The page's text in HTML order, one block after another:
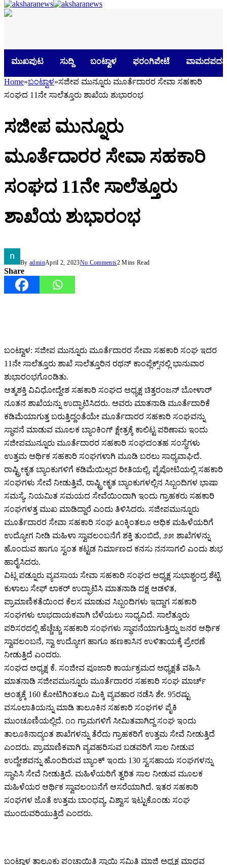
ಮುಖಪುಟ ಸುದ್ದಿ ಬಂಟ್ವಾಳ ಫರಂಗಿಪೇಟೆ
Home»ಬಂಟ್ವಾಳ»ಸಜೀಪ ಮುನ್ನೂರು ಮೂರ್ತೆದಾರರ ಸೇವಾ ಸಹಕಾರಿ
ಸಂಘದ 11ನೇ ಸಾಲೆತ್ತೂರು ಶಾಖೆಯ ಶುಭಾರಂಭ
ಸಜೀಪ ಮುನ್ನೂರು
ಮೂರ್ತೆದಾರರ ಸೇವಾ ಸಹಕಾರಿ
ಸಂಘದ 11ನೇ ಸಾಲೆತ್ತೂರು
ಶಾಖೆಯ ಶುಭಾರಂಭ
By adminApril 2, 2023No Comments2 Mins Read
Share
ಬಂಟ್ವಾಳ: ಸಜೀಪ ಮುನ್ನೂರು ಮೂರ್ತೆದಾರರ ಸೇವಾ ಸಹಕಾರಿ ಸಂಘ ಇದರ
11ನೇ ಸಾಲೆತ್ತೂರು ಶಾಖೆ ಸಾಲೆತ್ತೂರಿನ ರಥನ್ ಕಾಂಪ್ಲೆಕ್ಸ್‌ನಲ್ಲಿ ಭಾನುವಾರ
ಶುಭಾರಂಭಗೊಂಡಿತು.
ಆತ್ಮಶಕ್ತಿ ವಿವಿಧೋದ್ದೇಶ ಸಹಕಾರಿ ಸಂಘದ ಅಧ್ಯಕ್ಷ ಚಿತ್ತರಂಜನ್ ಬೋಳಾರ್
ನೂತನ ಶಾಖೆಯನ್ನು ಉದ್ಘಾಟಿಸಿದರು. ಅವರು ಮಾತನಾಡಿ ಮೂರ್ತೆದಾರಿಕೆ
ಕಡಿಮೆಯಾಗುತ್ತ ಬರುತ್ತಿದ್ದಂತೆಯೇ ಮೂರ್ತೆದಾರರ ಸಹಕಾರಿ ಸಂಘವನ್ನು
ಸ್ಥಾಪನೆ ಮಾಡುವ ಮೂಲಕ ಬ್ಯಾಂಕಿಂಗ್ ಕ್ಷೇತ್ರಕ್ಕೆ ಕಾಲಿಟ್ಟ ಪರಿಣಾಮ ಇಂದು
ಸಜೀಪಮುನ್ನೂರು ಮೂರ್ತೆದಾರರ ಸಹಕಾರಿ ಸಂಘದಂತಹ ಸಂಸ್ಥೆಗಳು
ಉತ್ತಮ ಅರ್ಥಿಕ ಸಹಕಾರಿ ಸಂಘಗಳಾಗಿ ಮೂಡಿ ಬರಲು ಸಾಧ್ಯವಾಘಿದೆ.
ರಾಷ್ಟ್ರೀಕೃತ ಬ್ಯಾಂಕುಗಳಿಗೆ ಕಡಿಮೆಯಿಲ್ಲದ ರೀತಿಯಲ್ಲಿ, ಪೈಪೋಟಿಯಲ್ಲಿ ಸಹಕಾರಿ
ಸಂಘಗಳು ಸೇವೆ ನೀಡುತ್ತಿವೆ, ರಾಷ್ಟ್ರೀಕೃತ ಬ್ಯಾಂಕುಗಳಲ್ಲಿನ ಸಿಬ್ಬಂದಿಗಳ ಭಾಷಾ
ಸಮಸ್ಯೆ, ನಿಯಮಿತ ಸಮಯದ ಸೇವೆಯಿಂದಾಗಿ ಇಂದು ಗ್ರಾಹಕರು ಸಹಕಾರಿ
ಸಂಘಗಳತ್ತ ಮುಖ ಮಾಡಿದ್ದಾರೆ ಎಂದು ತಿಳಿಸಿದರು. ಸಜೀಪಮುನ್ನೂರು
ಮೂರ್ತೆದಾರರ ಸೇವಾ ಸಹಕಾರಿ ಸಂಘ ೩೦ಕ್ಕಿಂತಲೂ ಅಧಿಕ ಮಹಿಳೆಯರಿಗೆ
ಉದ್ಯೋಗ ನೀಡಿ ಮಹಿಳಾ ಸ್ವಾವಲಂಬನೆಗೆ ಶಕ್ತಿ ತುಂಬಿದೆ, ೨೫ ಶಾಖೆಗಳನ್ನು
ಹೊಂದುವ ಹಾಗೂ ಸ್ವಂತ ಕಟ್ಟಡ ನಿರ್ಮಾಣದ ಕನಸು ನನಸಾಗಲಿ ಎಂದು ಶುಭ
ಹಾರೈಸಿದರು.
ವಿಟ್ಲ ಪಡ್ನೂರು ವ್ಯವಸಾಯ ಸೇವಾ ಸಹಕಾರಿ ಸಂಘದ ಅಧ್ಯಕ್ಷ ಸುಭಾಶ್ಚಂದ್ರ ಶೆಟ್ಟಿ
ಕುಳಾಲು ಸೇಫ್ ಲಾಕರ್ ಉದ್ಘಾಟಿಸಿ ಮಾತನಾಡಿ ದಕ್ಷ ಆಡಳಿತ,
ಪ್ರಾಮಾಣಿಕತೆಯಿಂದ ಕೆಲಸ ಮಾಡುವ ಸಿಬ್ಬಂದಿಗಳು ಇದ್ದಾಗ ಸಹಕಾರಿ
ಸಂಘಗಳು ಲಾಭದಾಯಕವಾಗಿ ಬೆಳೆಯಲು ಸಾಧ್ಯವಿದೆ. ಸಾಲೆತ್ತೂರು
ಪರಿಸರದಲ್ಲಿ ಹೆಚ್ಚೆಚ್ಚು ಸಹಕಾರಿ ಸಂಘಗಳು ಸ್ಥಾಪನೆಯಾಗುತ್ತಿದ್ದು ಜನರ ಆರ್ಥಿಕ
ಸ್ವಾವಲಂಬನೆ, ಸ್ವಾ ಉದ್ಯೋಗ ಹಾಗೂ ಹಣಕಾಸಿನ ಉಳಿತಾಯಕ್ಕೆ ಪ್ರೇರಣೆ
ನೀಡುತ್ತಿದೆ ಎಂದರು.
ಸಂಘದ ಅಧ್ಯಕ್ಷ ಕೆ. ಸಂಜೀವ ಪೂಜಾರಿ ಕಾರ್ಯಕ್ರಮದ ಅಧ್ಯಕ್ಷತೆ ವಹಿಸಿ
ಮಾತನಾಡಿ ಸಜೀಪಮುನ್ನೂರು ಮೂರ್ತೆದಾರರ ಸಹಕಾರಿ ಸಂಘ ಮಾರ್ಚ್
ಅಂತ್ಯಕ್ಕೆ 160 ಕೋಟಿಗಿಂತಲೂ ಮಿಕ್ಕಿ ವ್ಯವಹಾರ ನಡೆಸಿ ಶೇ. 95ರಷ್ಟು
ವಸೂಲಾತಿಯನ್ನು ಮಾಡಿ ತಾಲೂಕಿನ ಸಹಕಾರಿ ಸಂಘಗಳ ಪೈಕಿ
ಮುಂಚೂಣಿಯಲ್ಲಿದೆ. ೧೧ ಗ್ರಾಮಗಳಿಗೆ ಸೀಮಿತವಾಗಿದ್ದ ಸಂಘ ಇಂದು
ತಾಲೂಕಿನಾದ್ಯಂತ ಶಾಖೆಗಳನ್ನು ತೆರೆದು ಗ್ರಾಹಕರಿಗೆ ಉತ್ತಮ ಸೇವೆ ನೀಡುತ್ತಿದೆ
ಎಂದರು. ಪ್ರಾಮಾಣಿಕವಾಗಿ ವ್ಯವಹರಿಸುವ ಬಡವರಿಗೆ ಸಾಲ ನೀಡುವ
ಉದ್ದೇಶವನ್ನು ಹೊಂದಿರುವ ಬ್ಯಾಂಕ್ ಇಂದು 130 ಸ್ವಸಹಾಯ ಸಂಘಗಳನ್ನು
ಸ್ಥಾಪಿಸಿ ಸೇವೆ ನೀಡುತ್ತಿದೆ. ಮಹಿಳೆಯರಿಗೆ ತ್ವರಿತ ಸಾಲ ನೀಡುವ ಮೂಲಕ
ಮಹಿಳೆಯರ ಆರ್ಥಿಕ ಸ್ವಾವಲಂಬನೆಗೆ ಆಸರೆಯಾಗಿದೆ. ಇತರ ಸಹಕಾರಿ
ಸಂಘಗಳ ಜೊತೆ ಉತ್ತಮ ಬಾಂಧವ್ಯ, ವಿಶ್ವಾಸ ಇಟ್ಟುಕೊಂಡು ಸಂಘ
ಮುಂದುವರಿಯುತ್ತಿದೆ ಎಂದರು.
ಬಂಟ್ವಾಳ ತಾಲೂಕು ಪಂಚಾಯಿತಿ ಸ್ಥಾಯಿ ಸಮಿತಿ ಮಾಜಿ ಅಧ್ಯಕ್ಷ ಮಾಧವ